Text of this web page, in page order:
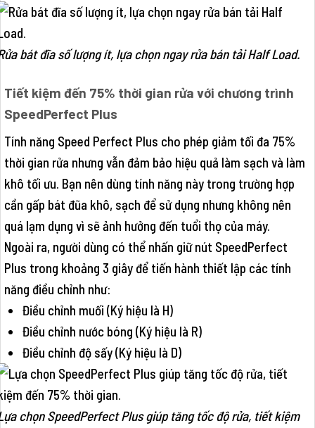
bát đĩa số lượng ít, lựa chọn ngay rửa bán tải Half Load.
Tiết kiệm đến 75% thời gian rửa với chương trình
SpeedPerfect Plus
Tính năng Speed Perfect Plus cho phép giảm tối đa 75%
thời gian rửa nhưng vẫn đảm bảo hiệu quả làm sạch và làm
khô tối ưu. Bạn nên dùng tính năng này trong trường hợp
cần gấp bát đũa khô, sạch để sử dụng nhưng không nên
quá lạm dụng vì sẽ ảnh hưởng đến tuổi thọ của máy.
Ngoài ra, người dùng có thể nhấn giữ nút SpeedPerfect
Plus trong khoảng 3 giây để tiến hành thiết lập các tính
năng điều chỉnh như:
Điều chỉnh muối (Ký hiệu là H)
Điều chỉnh nước bóng (Ký hiệu là R)
Điều chỉnh độ sấy (Ký hiệu là D)
chọn SpeedPerfect Plus giúp tăng tốc độ rửa, tiết kiệm